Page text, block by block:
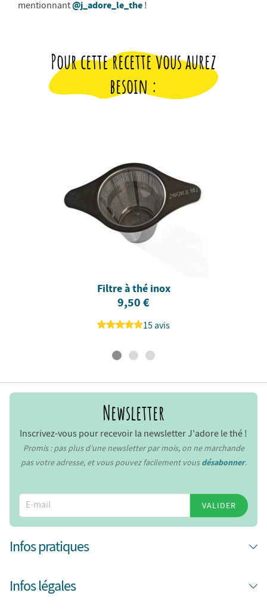
mentionnant@j_adore_le_the !
Pour cette recette vous aurez
besoin :
Filtre à thé inox
9,50 €
15 avis
Newsletter
Inscrivez-vous pour recevoir la newsletter J'adore le thé !
Promis : pas plus d’une newsletter par mois, on ne marchande
pas votre adresse, et vous pouvez facilement vousdésabonner.
VALIDER
Infos pratiques
Infos légales